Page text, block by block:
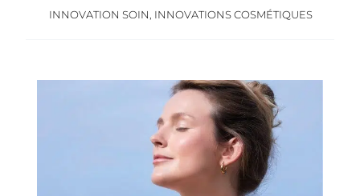
INNOVATION SOIN INNOVATIONS COSMÉTIQUES